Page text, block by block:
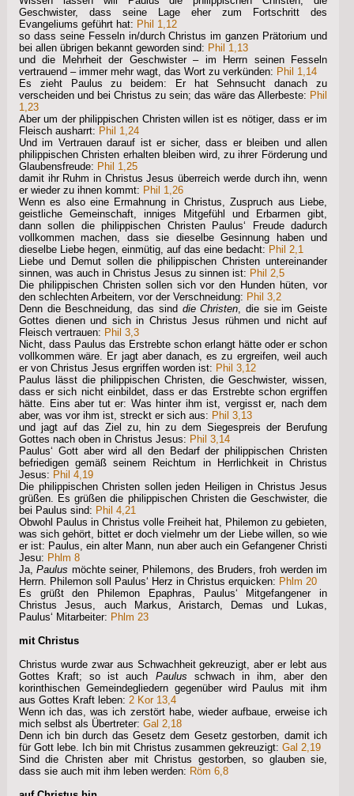
Geschwister, dass seine Lage eher zum Fortschritt des
Evangeliums geführt hat: Phil 1,12
so dass seine Fesseln in/durch Christus im ganzen Prätorium und
bei allen übrigen bekannt geworden sind: Phil 1,13
und die Mehrheit der Geschwister – im Herrn seinen Fesseln
vertrauend – immer mehr wagt, das Wort zu verkünden: Phil 1,14
Es zieht Paulus zu beidem: Er hat Sehnsucht danach zu
verscheiden und bei Christus zu sein; das wäre das Allerbeste: Phil
1,23
Aber um der philippischen Christen willen ist es nötiger, dass er im
Fleisch ausharrt: Phil 1,24
Und im Vertrauen darauf ist er sicher, dass er bleiben und allen
philippischen Christen erhalten bleiben wird, zu ihrer Förderung und
Glaubensfreude: Phil 1,25
damit ihr Ruhm in Christus Jesus überreich werde durch ihn, wenn
er wieder zu ihnen kommt: Phil 1,26
Wenn es also eine Ermahnung in Christus, Zuspruch aus Liebe,
geistliche Gemeinschaft, inniges Mitgefühl und Erbarmen gibt,
dann sollen die philippischen Christen Paulus‘ Freude dadurch
vollkommen machen, dass sie dieselbe Gesinnung haben und
dieselbe Liebe hegen, einmütig, auf das eine bedacht: Phil 2,1
Liebe und Demut sollen die philippischen Christen untereinander
sinnen, was auch in Christus Jesus zu sinnen ist: Phil 2,5
Die philippischen Christen sollen sich vor den Hunden hüten, vor
den schlechten Arbeitern, vor der Verschneidung: Phil 3,2
Denn die Beschneidung, das sind die Christen, die sie im Geiste
Gottes dienen und sich in Christus Jesus rühmen und nicht auf
Fleisch vertrauen: Phil 3,3
Nicht, dass Paulus das Erstrebte schon erlangt hätte oder er schon
vollkommen wäre. Er jagt aber danach, es zu ergreifen, weil auch
er von Christus Jesus ergriffen worden ist: Phil 3,12
Paulus lässt die philippischen Christen, die Geschwister, wissen,
dass er sich nicht einbildet, dass er das Erstrebte schon ergriffen
hätte. Eins aber tut er: Was hinter ihm ist, vergisst er, nach dem
aber, was vor ihm ist, streckt er sich aus: Phil 3,13
und jagt auf das Ziel zu, hin zu dem Siegespreis der Berufung
Gottes nach oben in Christus Jesus: Phil 3,14
Paulus‘ Gott aber wird all den Bedarf der philippischen Christen
befriedigen gemäß seinem Reichtum in Herrlichkeit in Christus
Jesus: Phil 4,19
Die philippischen Christen sollen jeden Heiligen in Christus Jesus
grüßen. Es grüßen die philippischen Christen die Geschwister, die
bei Paulus sind: Phil 4,21
Obwohl Paulus in Christus volle Freiheit hat, Philemon zu gebieten,
was sich gehört, bittet er doch vielmehr um der Liebe willen, so wie
er ist: Paulus, ein alter Mann, nun aber auch ein Gefangener Christi
Jesu: Phlm 8
Ja,Paulus möchte seiner, Philemons, des Bruders, froh werden im
Herrn. Philemon soll Paulus‘ Herz in Christus erquicken: Phlm 20
Es grüßt den Philemon Epaphras, Paulus‘ Mitgefangener in
Christus Jesus, auch Markus, Aristarch, Demas und Lukas,
Paulus‘ Mitarbeiter: Phlm 23
mit Christus
Christus wurde zwar aus Schwachheit gekreuzigt, aber er lebt aus
Gottes Kraft; so ist auch Paulus schwach in ihm, aber den
korinthischen Gemeindegliedern gegenüber wird Paulus mit ihm
aus Gottes Kraft leben: 2 Kor 13,4
Wenn ich das, was ich zerstört habe, wieder aufbaue, erweise ich
mich selbst als Übertreter: Gal 2,18
Denn ich bin durch das Gesetz dem Gesetz gestorben, damit ich
für Gott lebe. Ich bin mit Christus zusammen gekreuzigt: Gal 2,19
Sind die Christen aber mit Christus gestorben, so glauben sie,
dass sie auch mit ihm leben werden: Röm 6,8